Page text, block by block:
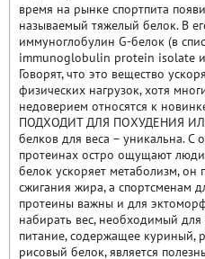
время на рынке спортпита
называемый тяжелый белок. В
иммуноглобулин G-белок (в
immunoglobulin protein isolate
Говорят, что это вещество
физических нагрузок, хотя
недоверием относятся к
ПОДХОДИТ ДЛЯ ПОХУДЕНИЯ
белков для веса – уникальна. С
протеинах остро ощущают
белок ускоряет метаболизм,
сжигания жира, а спортсменам
протеины важны и для
набирать вес, необходимый
питание, содержащее куриный,
рисовый белок, является